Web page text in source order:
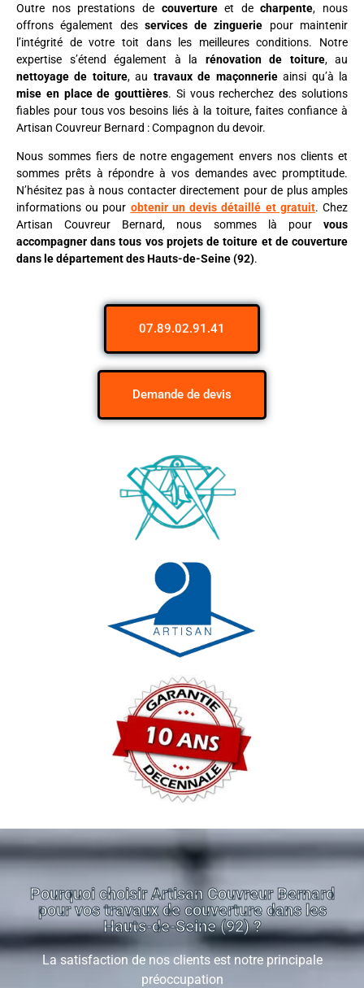
Outre nos prestations de couvertureet decharpente, nous
offrons également des services de zinguerie pour maintenir
l’intégrité de votre toit dans les meilleures conditions. Notre
expertise s’étend également à la rénovation de toiture, au
nettoyage de toiture, au travaux de maçonnerieainsi qu’à la
mise en place de gouttières. Si vous recherchez des solutions
fiables pour tous vos besoins liés à la toiture, faites confiance à
Artisan Couvreur Bernard : Compagnon du devoir.
Nous sommes fiers de notre engagement envers nos clients et
sommes prêts à répondre à vos demandes avec promptitude.
N’hésitez pas à nous contacter directement pour de plus amples
informations ou pour obtenir un devis détaillé et gratuit. Chez
Artisan Couvreur Bernard, nous sommes là pour vous
accompagner dans tous vos projets de toiture et de couverture
dans le département des Hauts-de-Seine (92).
07.89.02.91.41
Demande de devis
Pourquoi choisir Artisan Couvreur Bernard
pour vos travaux de couverture dans les
Hauts-de-Seine (92) ?
La satisfaction de nos clients est notre principale
préoccupation